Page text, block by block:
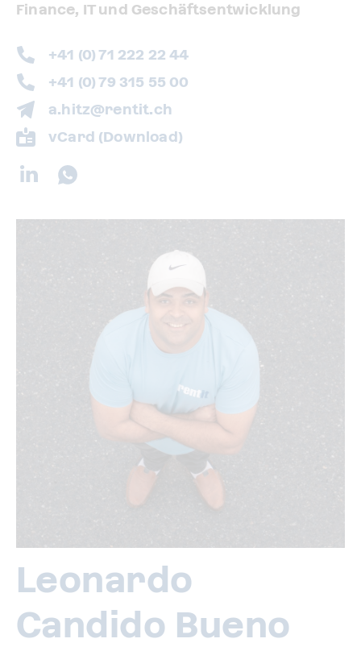
Finance, IT und Geschäftsentwicklung
+41 (0) 71 222 22 44
+41 (0) 79 315 55 00
a.hitz@rentit.ch
vCard (Download)
Leonardo
Candido Bueno